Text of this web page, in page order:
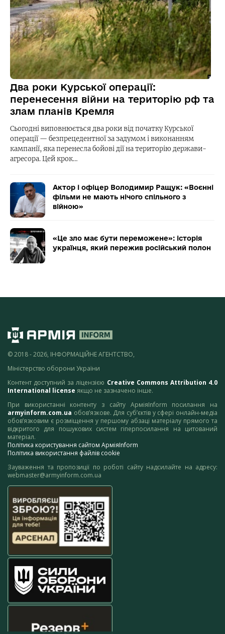
Два роки Курської операції:
перенесення війни на територію рф та
злам планів Кремля
Сьогодні виповнюється два роки від початку Курської
операції — безпрецедентної за задумом і виконанням
кампанії, яка перенесла бойові дії на територію держави-
агресора. Цей крок…
Актор і офіцер Володимир Ращук: «Воєнні
фільми не мають нічого спільного з
війною»
«Це зло має бути переможене»: історія
українця, який пережив російський полон
© 2018 - 2026, ІНФОРМАЦІЙНЕ АГЕНТСТВО,
Міністерство оборони України
Контент доступний за ліцензією Creative Commons Attribution 4.0
International license якщо не зазначено інше.
При використанні контенту з сайту АрміяInform посилання на
armyinform.com.ua обов’язкове. Для суб’єктів у сфері онлайн-медіа
обов’язковим є розміщення у першому абзаці матеріалу прямого та
відкритого для пошукових систем гіперпосилання на цитований
матеріал.
Політика користування сайтом АрміяInform
Політика використання файлів cookie
Зауваження та пропозиції по роботі сайту надсилайте на адресу:
webmaster@armyinform.com.ua